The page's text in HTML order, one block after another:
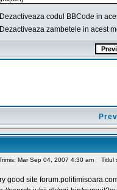
Dezactiveaza codul BBCode in
Dezactiveaza zambetele in acest